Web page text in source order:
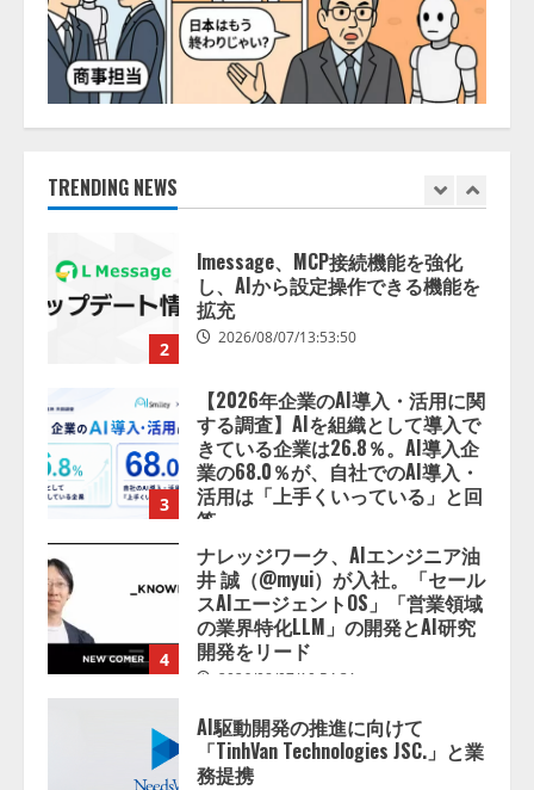
TRENDING NEWS
1
2026/08/07/17:53:45
2
lmessage、MCP接続機能を強化
し、AIから設定操作できる機能を
3
する調査】AIを組織として導入で
きている企業は26.8％。AI導入企
業の68.0％が、自社でのAI導入・
活用は「上手くいっている」と回
2026/08/07/13:53:50
4
ナレッジワーク、AIエンジニア油
井 誠（@myui）が入社。「セール
スAIエージェントOS」「営業領域
の業界特化LLM」の開発とAI研究
開発をリード
5
AI駆動開発の推進に向けて
「TinhVan Technologies JSC.」と業
務提携
2026/08/06/14:54:32
【開催報告】次世代AIプラットフ
ォーム「TAIZA」および新サービ
スに関する記者発表会を開催